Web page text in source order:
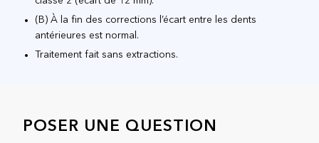
(B) À la fin des corrections l’écart entre les dents
antérieures est normal.
Traitement fait sans extractions.
POSER UNE QUESTION